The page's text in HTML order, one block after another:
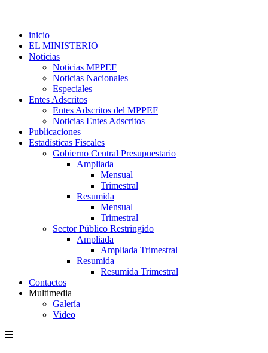
inicio
EL MINISTERIO
Noticias
Noticias MPPEF
Noticias Nacionales
Especiales
Entes Adscritos
Entes Adscritos del MPPEF
Noticias Entes Adscritos
Publicaciones
Estadísticas Fiscales
Gobierno Central Presupuestario
Ampliada
Mensual
Trimestral
Resumida
Mensual
Trimestral
Sector Público Restringido
Ampliada
Ampliada Trimestral
Resumida
Resumida Trimestral
Contactos
Multimedia
Galería
Video